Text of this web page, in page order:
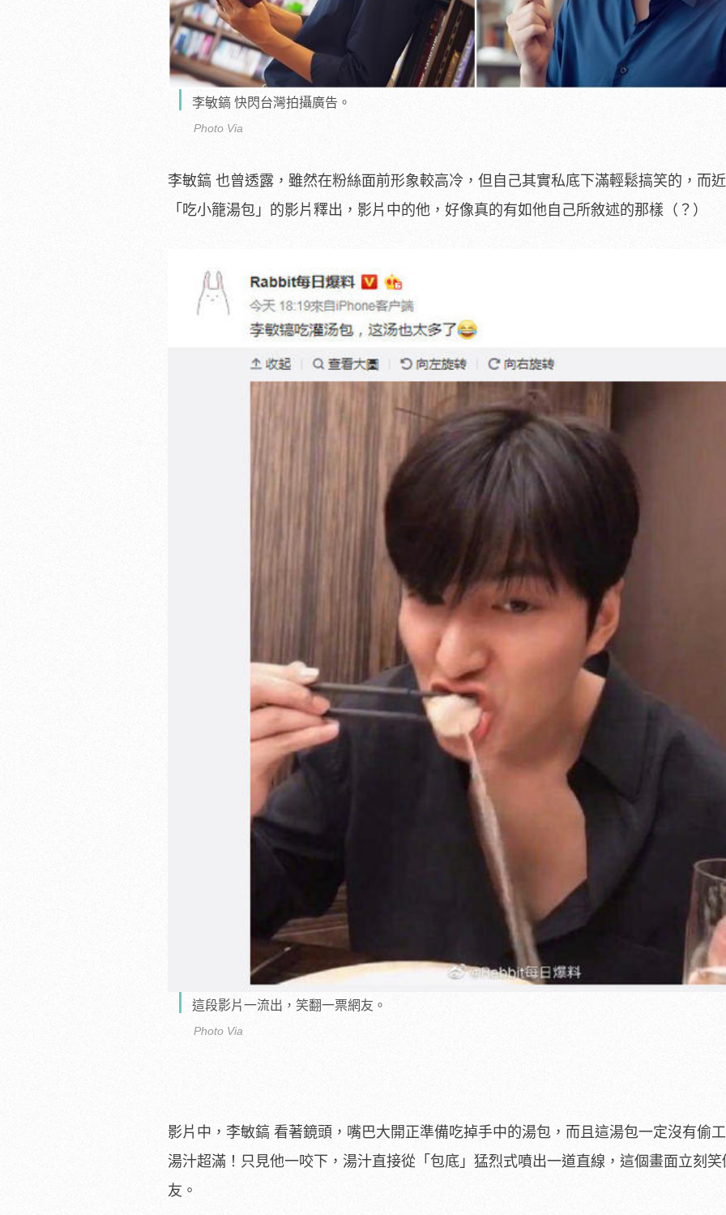
李敏鎬 快閃台灣拍攝廣告。
Photo Via
李敏鎬 也曾透露，雖然在粉絲面前形象較高冷，但自己其實私底下滿輕鬆搞笑的，而
「吃小籠湯包」的影片釋出，影片中的他，好像真的有如他自己所敘述的那樣（？）
這段影片一流出，笑翻一票網友。
Photo Via
影片中，李敏鎬 看著鏡頭，嘴巴大開正準備吃掉手中的湯包，而且這湯包一定沒有偷
湯汁超滿！只見他一咬下，湯汁直接從「包底」猛烈式噴出一道直線，這個畫面立刻笑
友。